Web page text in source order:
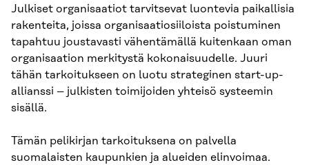
Julkiset organisaatiot tarvitsevat luontevia paikallisia
rakenteita, joissa organisaatiosiiloista poistuminen
tapahtuu joustavasti vähentämällä kuitenkaan oman
organisaation merkitystä kokonaisuudelle. Juuri
tähän tarkoitukseen on luotu strateginen start-up-
allianssi – julkisten toimijoiden yhteisö systeemin
sisällä.
Tämän pelikirjan tarkoituksena on palvella
suomalaisten kaupunkien ja alueiden elinvoimaa.